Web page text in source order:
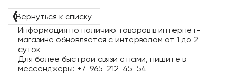
❬Вернуться к списку
Информация по наличию товаров в интернет-
магазине обновляется с интервалом от 1 до 2
суток
Для более быстрой связи с нами, пишите в
мессенджеры: +7-965-212-45-54